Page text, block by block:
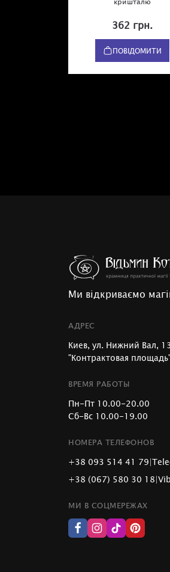
362 грн.
ПОВІДОМИТИ
Ми відкриваємо
АДРЕС
Киев, ул. Нижний Вал,
"Контрактовая
ВРЕМЯ РАБОТЫ
Пн-Пт 10.00-20.00
Сб-Вс 10.00-19.00
НОМЕРА ТЕЛЕФОНОВ
+38 093 514 41 79|
+38 (067) 580 30 18|
МИ В СОЦМЕРЕЖАХ